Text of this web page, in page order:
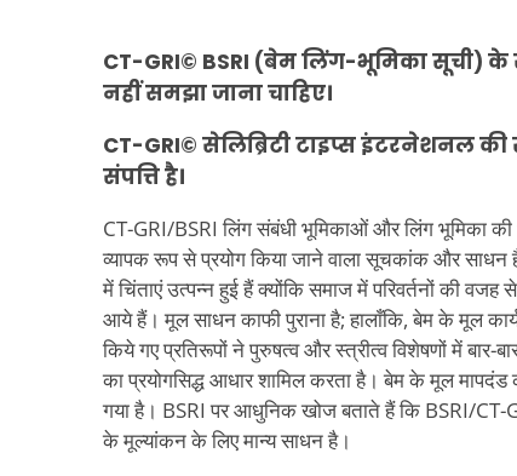
CT-GRI© BSRI (बेम लिंग-भूमिका सूची)
नहीं समझा जाना चाहिए।
CT-GRI© सेलिब्रिटी टाइप्स इंटरनेशनल की
संपत्ति है।
CT-GRI/BSRI लिंग संबंधी भूमिकाओं और लिंग भूमिका
व्यापक रूप से प्रयोग किया जाने वाला सूचकांक और साधन
में चिंताएं उत्पन्न हुई हैं क्योंकि समाज में परिवर्तनों की वजह
आये हैं। मूल साधन काफी पुराना है; हालाँकि, बेम के मूल
किये गए प्रतिरूपों ने पुरुषत्व और स्त्रीत्व विशेषणों में बार-
का प्रयोगसिद्ध आधार शामिल करता है। बेम के मूल
गया है। BSRI पर आधुनिक खोज बताते हैं कि BSRI/CT-
के मूल्यांकन के लिए मान्य साधन है।